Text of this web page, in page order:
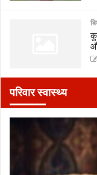
परिवार स्वास्थ्य